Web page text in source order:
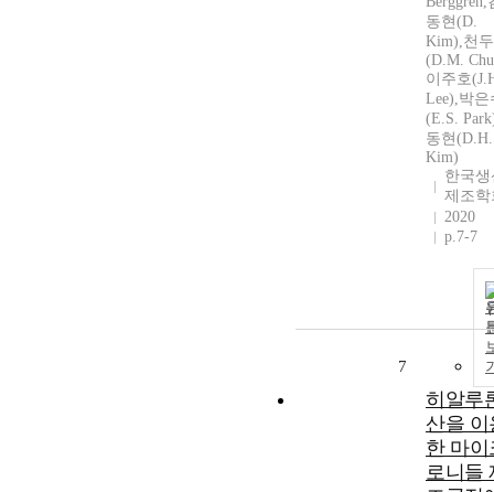
동현(D.
Kim),천
(D.M.
이주호
Lee),박은
(E.S.
동현(D.H.
Kim)
한국생
제조학
2020
p.7-7
7
히알루
산을 이
한 마이
로니들